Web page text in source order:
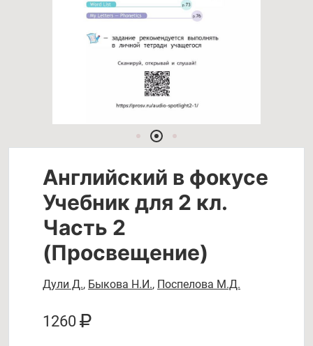
Английский в фокусе
Учебник для 2 кл.
Часть 2
(Просвещение)
Дули Д., Быкова Н.И., Поспелова М.Д.
1260